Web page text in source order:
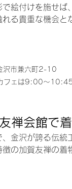
絵付けを施せ
る貴重な機会と
市兼六町2-10
フェは9:00～
禅会館で
金沢が誇る伝
の加賀友禅の着